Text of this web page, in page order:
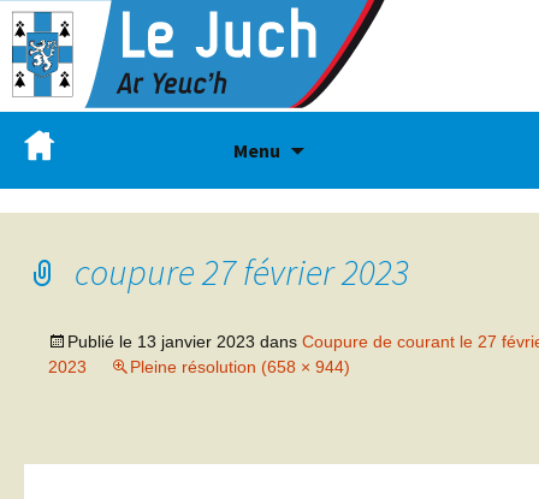
Menu
coupure 27 février 2023
Publié le 13 janvier 2023 dans Coupure de courant le 27
2023
Pleine résolution (658 × 944)